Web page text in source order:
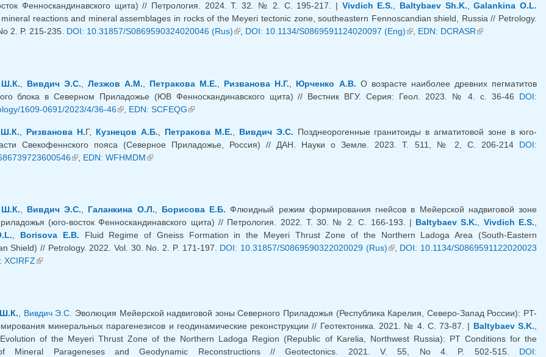
Фенноскандинавского щита) // Петрология. 2024. Т. 32. № 2. С. 195-217. | Vivdich E.S. Baltybaev Sh.K. ,Galankina O.L.
reactions and mineral assemblages in rocks of the Meyeri tectonic zone, southeastern Fennoscandian shield, Russia // Petrology.
2. P. 215-235. DOI: 10.31857/S0869590324020046 (Rus)(link is external)
, DOI: 10.1134/S0869591124020097 (Eng)(link is external)
, EDN: DCRASR(link is external)
Ш.К. Вивдич Э.С. Лезжов А.М. Петракова М.Е. Ризванова Н.Г. Юрченко А.В. О возрасте наиболее древних пегматитов
блока в Северном Приладожье (ЮВ Фенноскандинавского щита) // Вестник ВГУ. Серия: Геол. 2023. № 4. с. 36-46 DOI:
1609-0691/2023/4/36-46(link is external)
, EDN: SCFEQG(link is external)
Ш.К. Ризванова Н.Г, Кузнецов А.Б. Петракова М.Е. Вивдич Э.С. Позднеорогенные гранитоиды в агматитовой зоне в юго-
Свекофеннского пояса (Северное Приладожье, Россия) // ДАН. Науки о Земле. 2023. Т. 511, № 2, С. 206-214 DOI:
(link is external)
, EDN: WFHMDM(link is external)
Ш.К., Вивдич Э.С., Галанкина О.Л., Борисова Е.Б. Флюидный режим формирования гнейсов в Мейерской надвиговой зоне
(юго-восток Фенноскандинавского щита) // Петрология. 2022. Т. 30. № 2. С. 166-193. | Baltybaev S.K., Vivdich E.S.,
, Borisova E.B. Fluid Regime of Gneiss Formation in the Meyeri Thrust Zone of the Northern Ladoga Area (South-Eastern
Shield) // Petrology. 2022. Vol. 30. No. 2. P. 171-197. DOI: 10.31857/S0869590322020029 (Rus)(link is external)
, DOI: 10.1134/S0869591122020023
XCIRFZ(link is external)
Вивдич Э.С.
Эволюция Мейерской надвиговой зоны Северного Приладожья (Республика Карелия, Северо-Запад России): PT-
минеральных парагенезисов и геодинамические реконструкции // Геотектоника. 2021. № 4. С. 73-87. | Baltybaev S.K.
Evolution of the Meyeri Thrust Zone of the Northern Ladoga Region (Republic of Karelia, Northwest Russia): PT Conditions for the
Mineral Parageneses and Geodynamic Reconstructions // Geotectonics. 2021. V. 55, No 4. P. 502-515. DOI: